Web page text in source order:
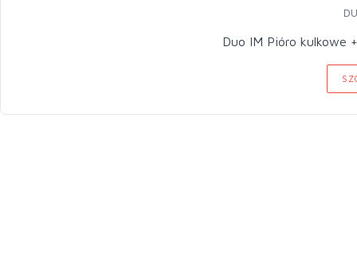
Duo IM Pióro kulkowe